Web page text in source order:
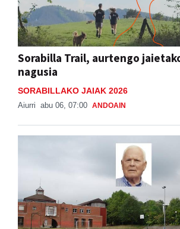
Sorabilla Trail, aurtengo
nagusia
SORABILLAKO JAIAK 2026
Aiurri abu 06, 07:00 ANDOAIN